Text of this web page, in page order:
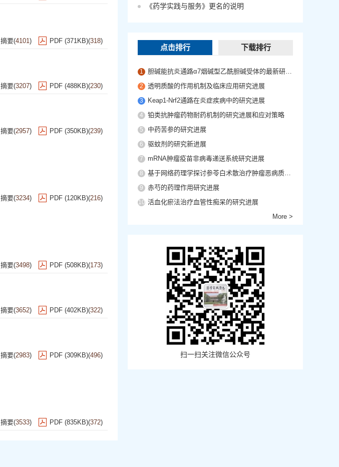
摘要(4101) PDF (371KB)(318)
摘要(3207) PDF (488KB)(230)
摘要(2957) PDF (350KB)(239)
摘要(3234) PDF (120KB)(216)
摘要(3498) PDF (508KB)(173)
摘要(3652) PDF (402KB)(322)
摘要(2983) PDF (309KB)(496)
摘要(3533) PDF (835KB)(372)
《药学实践与服务》更名的说明
点击排行 下载排行
1 胆碱能抗炎通路α7烟碱型乙酰胆碱受体的最新研究进展
2 透明质酸的作用机制及临床应用研究进展
3 Keap1-Nrf2通路在炎症疾病中的研究进展
4 铂类抗肿瘤药物耐药机制的研究进展和应对策略
5 中药苦参的研究进展
6 驱蚊剂的研究新进展
7 mRNA肿瘤疫苗非病毒递送系统研究进展
8 基于网络药理学探讨参苓白术散治疗肿瘤恶病质的作用机制
9 赤芍的药理作用研究进展
10 活血化瘀法治疗血管性痴呆的研究进展
More >
扫一扫关注微信公众号